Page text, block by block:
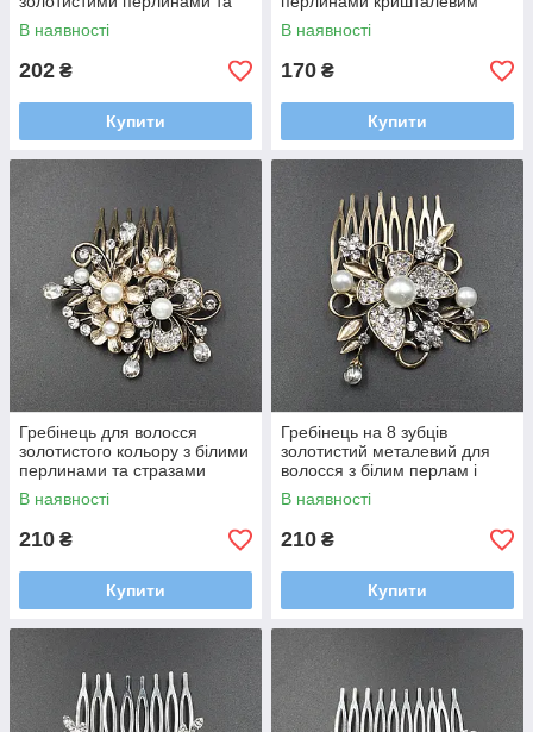
камінням квіточок розмір
6,5х6 см
В наявності
202 ₴
Купити
камінням і стразами квіточки
6,5х6 см
В наявності
170 ₴
Купити
Гребінець для волосся
золотистого кольору з білими
перлинами та стразами
метелик квіточки розмір 6,5х7
см
В наявності
210 ₴
Купити
Гребінець на 8 зубців
золотистий металевий для
волосся з білим перлам і
камінням метелик 5,5х7,5 см
В наявності
210 ₴
Купити